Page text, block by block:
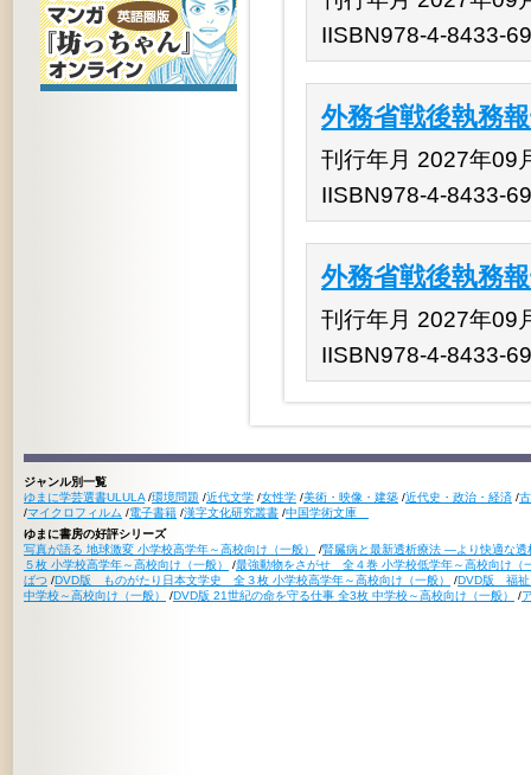
IISBN978-4-8433-
外務省戦後執務
刊行年月 2027年09
IISBN978-4-8433-
外務省戦後執務
刊行年月 2027年09
IISBN978-4-8433-
ジャンル別一覧
ゆまに学芸選書ULULA /環境問題 /近代文学 /女性学 /美術・映像・建築 /近代史・政治・経済 /
/マイクロフィルム /電子書籍 /漢字文化研究叢書 /中国学術文庫
ゆまに書房の好評シリーズ
写真が語る 地球激変 小学校高学年～高校向け（一般）
/腎臓病と最新透析療法 ―より快適な
５枚 小学校高学年～高校向け（一般）
/最強動物をさがせ 全４巻 小学校低学年～高校向け（
ばつ /DVD版 ものがたり日本文学史 全３枚 小学校高学年～高校向け（一般） /DVD版 福祉
中学校～高校向け（一般）
/DVD版 21世紀の命を守る仕事 全3枚 中学校～高校向け（一般） /